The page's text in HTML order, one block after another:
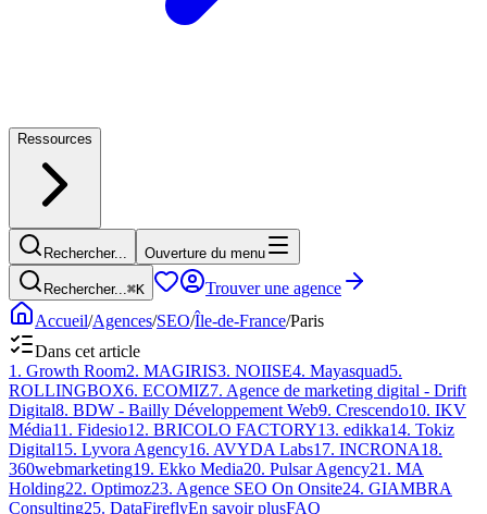
Ressources
Rechercher... Ouverture du menu
Rechercher...⌘K
Trouver une agence
Accueil/Agences/SEO/Île-de-France/Paris
Dans cet article
1 . Growth Room2. MAGIRIS3. NOIISE4. Mayasquad5.
ROLLINGBOX6. ECOMIZ7. Agence de marketing digital - Drift
Digital8. BDW - Bailly Développement Web9. Crescendo10. IKV
Média11 . Fidesio12. BRICOLO FACTORY13. edikka14. Tokiz
Digital15. Lyvora Agency16. AVYDA Labs17. INCRONA18.
360webmarketing19. Ekko Media20. Pulsar Agency21 . MA
Holding22. Optimoz23. Agence SEO On Onsite24. GIAMBRA
Consulting25. DataFireflyEn savoir plusFAQ